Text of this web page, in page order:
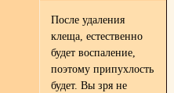
После удаления
клеща, естественно
будет воспаление,
поэтому припухлость
будет. Вы зря не